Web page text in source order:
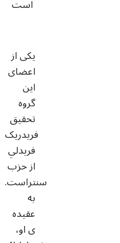
یکی از
اعضای
این
گروه
تحقیق
فريدريک
فريدلي
از حزب
سنتراست.
به
عقیده
ی او،